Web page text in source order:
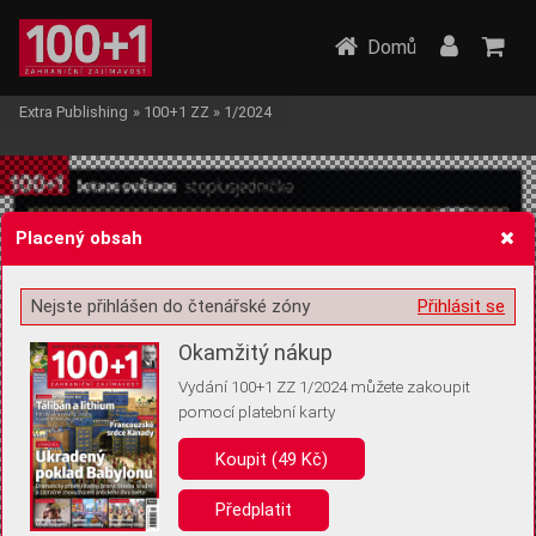
Žádost o souhlas s ukládáním volitelných informací
Pro základní fungování webu nepotřebujeme ukládat žádné informace
(tzv. cookies apod.). Rádi bychom vás ale požádali o souhlas s
uložením volitelných informací:
Anonymní unikátní ID
Domů
Extra Publishing » 100+1 ZZ » 1/2024
Placený obsah
Přihlásit se
Nejste přihlášen do čtenářské zóny
Okamžitý nákup
Vydání 100+1 ZZ 1/2024 můžete zakoupit
pomocí platební karty
Koupit (49 Kč)
Předplatit